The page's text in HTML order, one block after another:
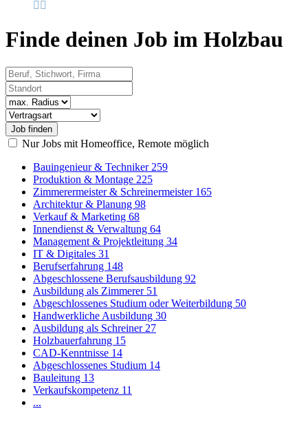
Finde deinen Job im Holzbau
Beruf, Stichwort, Firma
Standort
Radius
Vertragsart
Nur Jobs mit Homeoffice, Remote möglich
Bauingenieur & Techniker 259
Produktion & Montage 225
Zimmerermeister & Schreinermeister 165
Architektur & Planung 98
Verkauf & Marketing 68
Innendienst & Verwaltung 64
Management & Projektleitung 34
IT & Digitales 31
Berufserfahrung 148
Abgeschlossene Berufsausbildung 92
Ausbildung als Zimmerer 51
Abgeschlossenes Studium oder Weiterbildung 50
Handwerkliche Ausbildung 30
Ausbildung als Schreiner 27
Holzbauerfahrung 15
CAD-Kenntnisse 14
Abgeschlossenes Studium 14
Bauleitung 13
Verkaufskompetenz 11
...